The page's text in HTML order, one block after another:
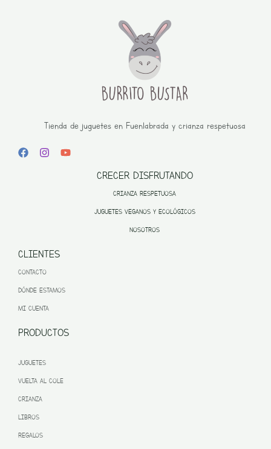
Tienda de juguetes en Fuenlabrada y crianza respetuosa
CRECER DISFRUTANDO
CRIANZA RESPETUOSA
JUGUETES VEGANOS Y ECOLÓGICOS
NOSOTROS
CLIENTES
CONTACTO
DÓNDE ESTAMOS
MI CUENTA
PRODUCTOS
JUGUETES
VUELTA AL COLE
CRIANZA
LIBROS
REGALOS